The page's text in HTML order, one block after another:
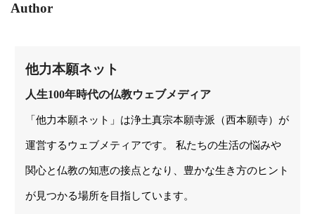
Author
他力本願ネット
人生100年時代の仏教ウェブメディア
「他力本願ネット」は浄土真宗本願寺派（西本願寺）が
運営するウェブメティアです。 私たちの生活の悩みや
関心と仏教の知恵の接点となり、豊かな生き方のヒント
が見つかる場所を目指しています。